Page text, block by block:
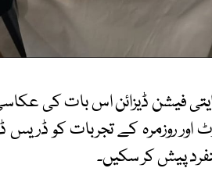
فیشن ڈیزائن اس بات کی
اور روزمرہ کے تجربات کو ڈریس
پیش کر سکیں۔